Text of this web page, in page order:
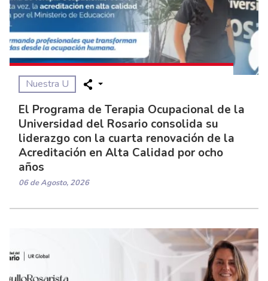
Nuestra U
El Programa de Terapia Ocupacional de la
Universidad del Rosario consolida su
liderazgo con la cuarta renovación de la
Acreditación en Alta Calidad por ocho
años
06 de Agosto, 2026